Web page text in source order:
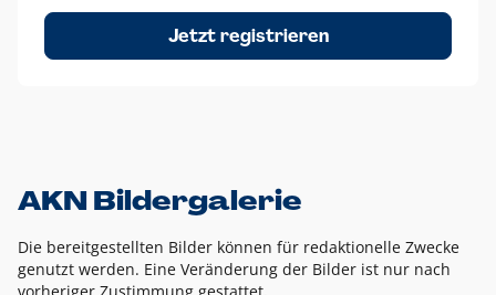
Um das Logo herum muss ein Schutzraum von jeweils einer
Höhe bzw. Breite des N aus AKN in alle Richtungen
Jetzt registrieren
AKN Bildergalerie
Die bereitgestellten Bilder können für redaktionelle Zwecke
genutzt werden. Eine Veränderung der Bilder ist nur nach